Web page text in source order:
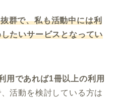
群で、私も活動中には利
たいサービスとなってい
用であれば1冊以上の利用
活動を検討している方は